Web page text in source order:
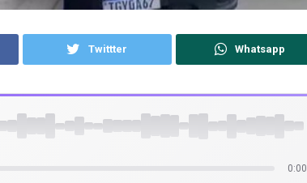
Twittter Whatsapp
0:00